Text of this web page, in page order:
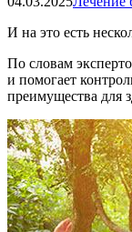
И на это есть
По словам
и помогает
преимущества для